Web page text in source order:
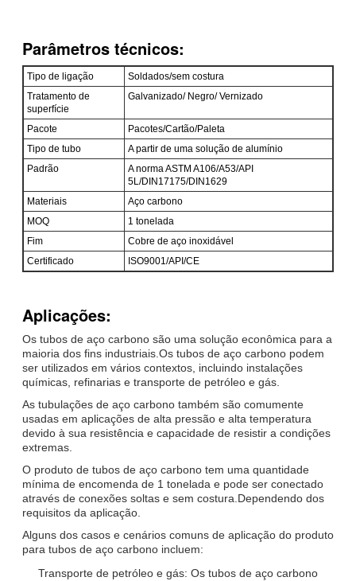
Parâmetros técnicos:
Tipo de ligação
Soldados/sem costura
Tratamento de
superfície
Galvanizado/ Negro/ Vernizado
Pacote
Pacotes/Cartão/Paleta
Tipo de tubo
A partir de uma solução de alumínio
Padrão
A norma ASTM A106/A53/API
5L/DIN17175/DIN1629
Materiais
Aço carbono
MOQ
1 tonelada
Fim
Cobre de aço inoxidável
Certificado
ISO9001/API/CE
Aplicações:
Os tubos de aço carbono são uma solução econômica para a
maioria dos fins industriais.Os tubos de aço carbono podem
ser utilizados em vários contextos, incluindo instalações
químicas, refinarias e transporte de petróleo e gás.
As tubulações de aço carbono também são comumente
usadas em aplicações de alta pressão e alta temperatura
devido à sua resistência e capacidade de resistir a condições
extremas.
O produto de tubos de aço carbono tem uma quantidade
mínima de encomenda de 1 tonelada e pode ser conectado
através de conexões soltas e sem costura.Dependendo dos
requisitos da aplicação.
Alguns dos casos e cenários comuns de aplicação do produto
para tubos de aço carbono incluem:
Transporte de petróleo e gás: Os tubos de aço carbono